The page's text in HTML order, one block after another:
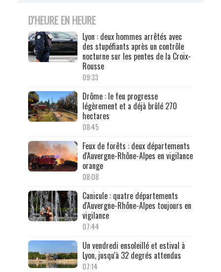
D'HEURE EN HEURE
Lyon : deux hommes arrêtés avec
des stupéfiants après un contrôle
nocturne sur les pentes de la Croix-
Rousse
09:33
Drôme : le feu progresse
légèrement et a déjà brûlé 270
hectares
08:45
Feux de forêts : deux départements
d'Auvergne-Rhône-Alpes en vigilance
orange
08:08
Canicule : quatre départements
d'Auvergne-Rhône-Alpes toujours en
vigilance
07:44
Un vendredi ensoleillé et estival à
Lyon, jusqu'à 32 degrés attendus
07:14